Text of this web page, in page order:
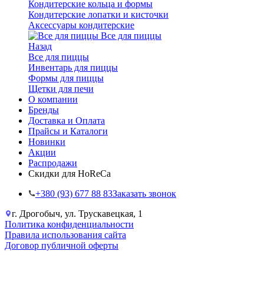
Кондитерские кольца и формы
Кондитерские лопатки и кисточки
Аксессуары кондитерские
Все для пиццы
Назад
Все для пиццы
Инвентарь для пиццы
Формы для пиццы
Щетки для печи
О компании
Бренды
Доставка и Оплата
Прайсы и Каталоги
Новинки
Акции
Распродажи
Скидки для HoReCa
+38‎0 (93) 677 88 83Заказать звонок
г. Дрогобыч, ул. Трускавецкая, 1
Политика конфиденциальности
Правила использования сайта
Договор публичной оферты